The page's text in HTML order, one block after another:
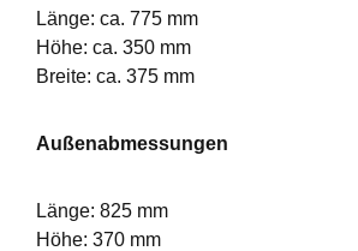
Länge: ca. 775 mm
Höhe: ca. 350 mm
Breite: ca. 375 mm
Außenabmessungen
Länge: 825 mm
Höhe: 370 mm